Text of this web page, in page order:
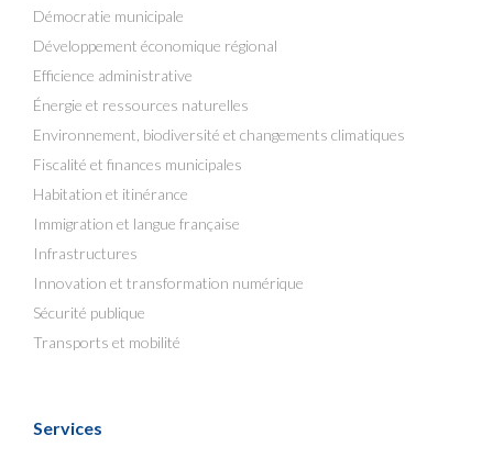
Démocratie municipale
Développement économique régional
Efficience administrative
Énergie et ressources naturelles
Environnement, biodiversité et changements climatiques
Fiscalité et finances municipales
Habitation et itinérance
Immigration et langue française
Infrastructures
Innovation et transformation numérique
Sécurité publique
Transports et mobilité
Services